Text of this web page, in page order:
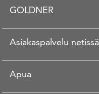
GOLDNER
Asiakaspalvelu netissä
Apua